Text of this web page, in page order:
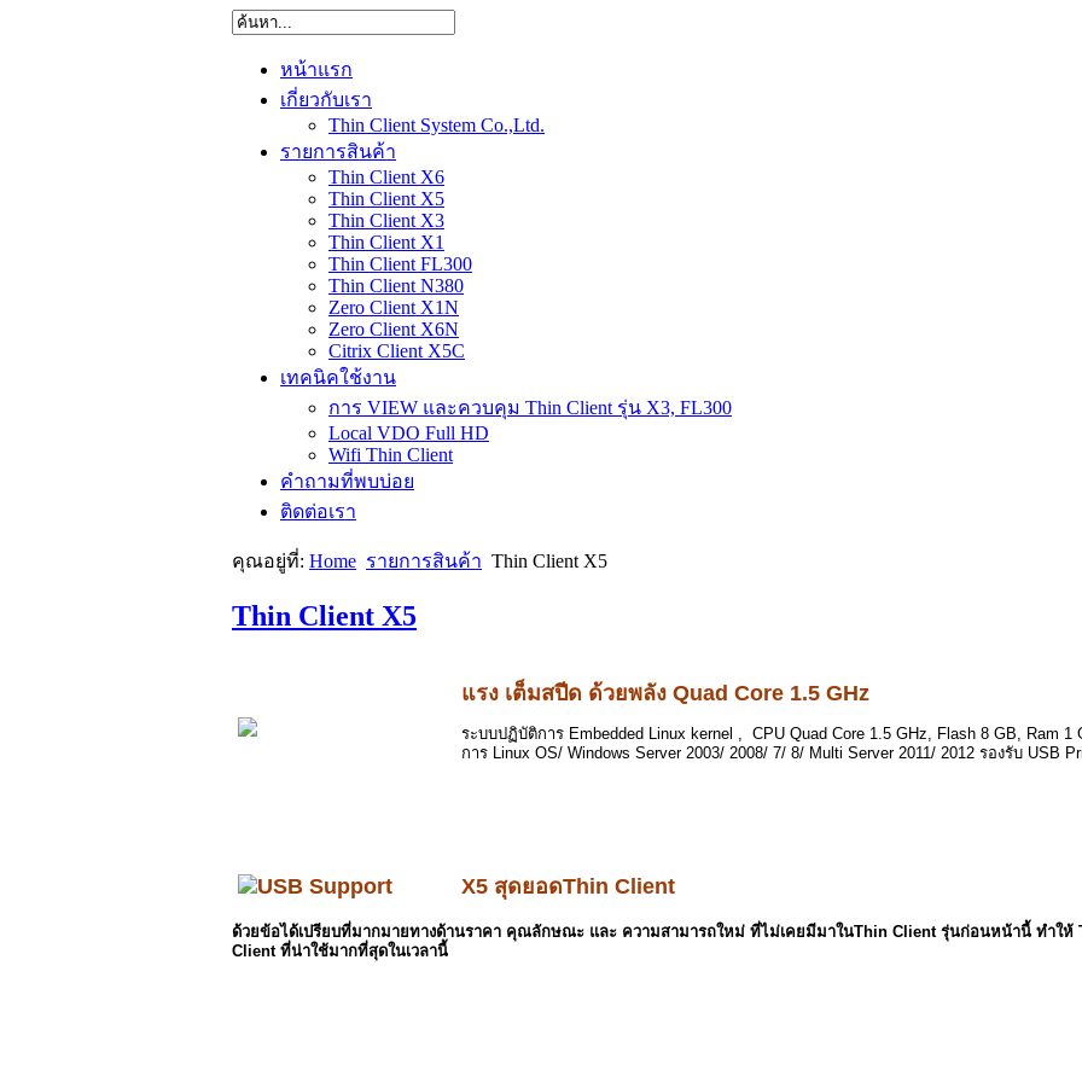
หน้าแรก
เกี่ยวกับเรา
Thin Client System Co.,Ltd.
รายการสินค้า
Thin Client X6
Thin Client X5
Thin Client X3
Thin Client X1
Thin Client FL300
Thin Client N380
Zero Client X1N
Zero Client X6N
Citrix Client X5C
เทคนิคใช้งาน
การ VIEW และควบคุม Thin Client รุ่น X3, FL300
Local VDO Full HD
Wifi Thin Client
คำถามที่พบบ่อย
ติดต่อเรา
คุณอยู่ที่: Home รายการสินค้า Thin Client X5
Thin Client X5
แรง เต็มสปีด ด้วยพลัง Quad Core 1.5 GHz
ระบบปฏิบัติการ Embedded Linux kernel , CPU Quad Core 1.5 GHz, Flash 8 GB, Ram
การ Linux OS/ Windows Server 2003/ 2008/ 7/ 8/ Multi Server 2011/ 2012 รองรับ USB
X5 สุดยอดThin Client
ด้วยข้อได้เปรียบที่มากมายทางด้านราคา คุณลักษณะ และ ความสามารถใหม่ ที่ไม่เคยมีมาในThin Client รุ่นก่อนหน้านี้ ทำให้
Client ที่น่าใช้มากที่สุดในเวลานี้